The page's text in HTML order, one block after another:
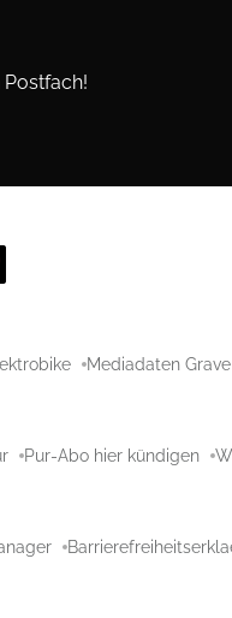
Postfach!
Mediadaten
Pur-Abo hier kündigen